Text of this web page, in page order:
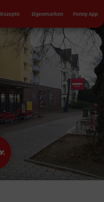
Rezepte Eigenmarken Penny App